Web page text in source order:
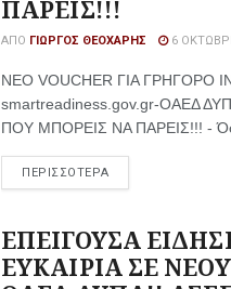
ΠΑΡΕΙΣ!!!
ΑΠΌ ΓΙΏΡΓΟΣ ΘΕΟΧΆΡΗΣ 6
NΕΟ VOUCHER ΓΙΑ ΓΡΗΓΟΡΟ
smartreadiness.gov.gr-ΟΑΕΔ
ΠΟΥ ΜΠΟΡΕΙΣ ΝΑ ΠΑΡΕΙΣ!!! -
ΠΕΡΙΣΣΟΤΕΡΑ
ΕΠΕΙΓΟΥΣΑ
ΕΥΚΑΙΡΙΑ ΣΕ